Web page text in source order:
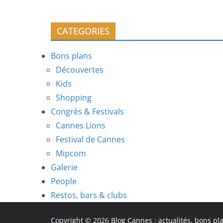
CATEGORIES
Bons plans
Découvertes
Kids
Shopping
Congrès & Festivals
Cannes Lions
Festival de Cannes
Mipcom
Galerie
People
Restos, bars & clubs
Copyright © 2026 Blog Cannes : actualités, bons